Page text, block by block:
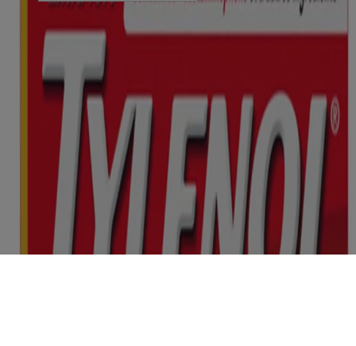
© Kenvue Canada Inc. 2025. Tous droits réservés. Ce site Web est
destiné aux visiteurs du Canada. Les marques de tiers utilisées ici
sont des marques de commerce de leurs propriétaires respectifs.
Assurez-vous que ce produit vous convient. Lisez et respectez
toujours l'étiquette.
Le contenu de ce site ne doit pas être considéré comme des conseils
de nature médicale, et ne doit en aucun cas se substituer aux conseils
et aux services professionnels émanant d’un médecin, d’un pédiatre
ou de tout professionnel de la santé qualifié qui connaît bien votre
dossier médical ou celui de votre enfant. Ce site est offert
uniquement à des fins éducatives et informatives. Si vous avez des
questions, veuillez vous adresser à votre médecin ou à un
pharmacien.